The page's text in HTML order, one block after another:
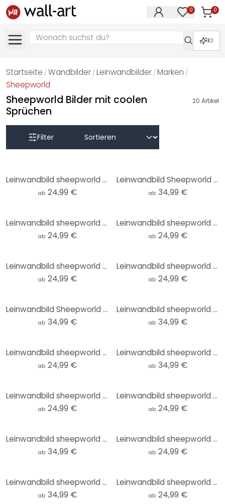
0 0
KI
Startseite /Wandbilder / Leinwandbilder / Marken /
Sheepworld
Sheepworld Bilder mit coolen
Sprüchen
20 Artikel
Filter
Leinwandbild sheepworld Worthelden Egal
ab 24,99 €
Leinwandbild Sheepworld - Quarantäne doof
ab 34,99 €
Leinwandbild sheepworld Glücksbringer
ab 24,99 €
Leinwandbild sheepworld Worthelden Krone richten
ab 24,99 €
Leinwandbild sheepworld Worthelden Schokolade
ab 24,99 €
Leinwandbild sheepworld Worthelden Freestyle
ab 24,99 €
Leinwandbild Sheepworld - Quarantine sucks
ab 34,99 €
Leinwandbild sheepworld Finger weg! Meins!
ab 34,99 €
Leinwandbild sheepworld Worthelden Mädchen
ab 24,99 €
Leinwandbild sheepworld Glücksschaf
ab 34,99 €
Leinwandbild sheepworld Worthelden Prinz
ab 24,99 €
Leinwandbild sheepworld Worthelden Welt retten
ab 24,99 €
Leinwandbild sheepworld Home Sheep Home Music
ab 34,99 €
Leinwandbild sheepworld Worthelden Erst mal gar nichts
ab 24,99 €
Leinwandbild sheepworld Ganz viel nix
ab 34,99 €
Leinwandbild sheepworld Worthelden Außer Betrieb
ab 24,99 €